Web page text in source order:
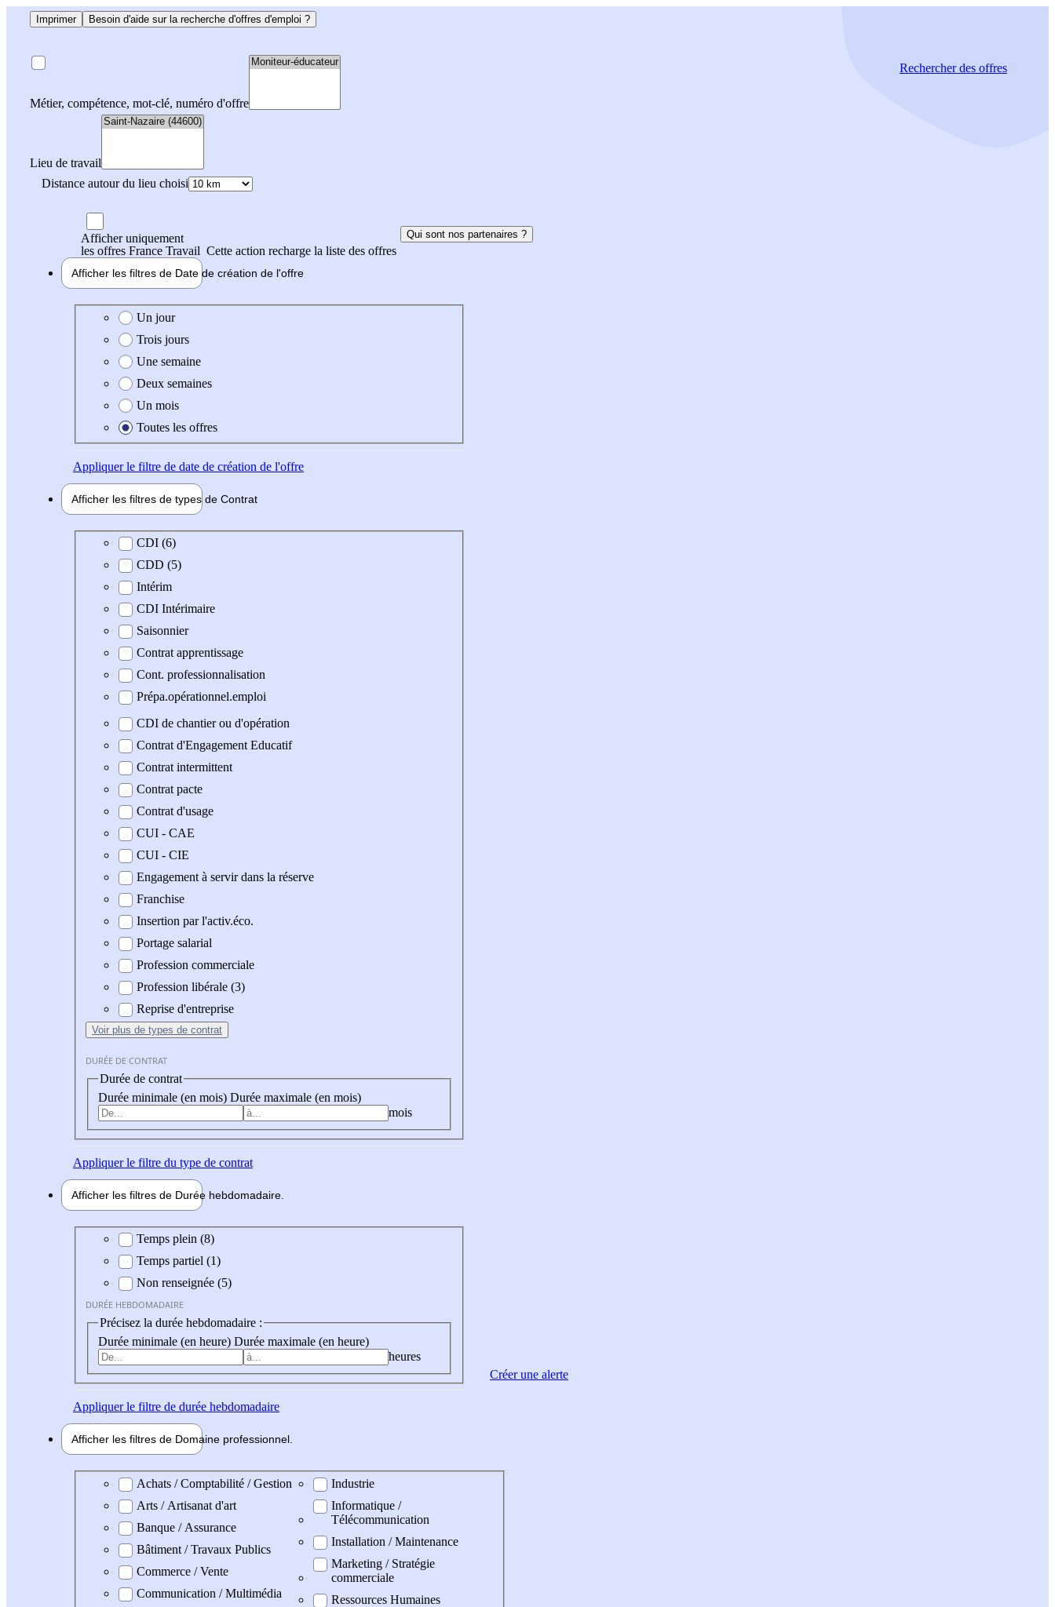
Imprimer Besoin d'aide sur la recherche d'offres d'emploi ?
Métier, compétence, mot-clé, numéro d'offre
Lieu de travail
Distance autour du lieu choisi
Rechercherdes offres
Afficher uniquement
les offres France Travail Cette action recharge la liste des offres
Qui sont nos partenaires ?
Afficher les filtres de Date de création de l'offre
Date de création de l'offre
Un jour
Trois jours
Une semaine
Deux semaines
Un mois
Toutes les offres
Appliquerle filtre de date de création de l'offre
Afficher les filtres de types de Contrat
Type de contrat
CDI (6)
CDD (5)
Intérim
CDI Intérimaire
Saisonnier
Contrat apprentissage
Cont. professionnalisation
Prépa.opérationnel.emploi
CDI de chantier ou d'opération
Contrat d'Engagement Educatif
Contrat intermittent
Contrat pacte
Contrat d'usage
CUI - CAE
CUI - CIE
Engagement à servir dans la réserve
Franchise
Insertion par l'activ.éco.
Portage salarial
Profession commerciale
Profession libérale (3)
Reprise d'entreprise
Voir plus de types de contrat
DURÉE DE CONTRAT
Durée de contrat
Durée minimale (en mois) Durée maximale (en mois)
mois
Appliquerle filtre du type de contrat
Afficher les filtres de Durée hebdomadaire
Durée hebdomadaire
Temps plein (8)
Temps partiel (1)
Non renseignée (5)
DURÉE HEBDOMADAIRE
Précisez la durée hebdomadaire :
Durée minimale (en heure) Durée maximale (en heure)
heures
Appliquerle filtre de durée hebdomadaire
Afficher les filtres de Domaine professionnel
Domaine professionel
Achats / Comptabilité / Gestion
Arts / Artisanat d'art
Banque / Assurance
Bâtiment / Travaux Publics
Commerce / Vente
Communication / Multimédia
Industrie
Informatique /
Télécommunication
Installation / Maintenance
Marketing / Stratégie
commerciale
Ressources Humaines
Créer une alerte